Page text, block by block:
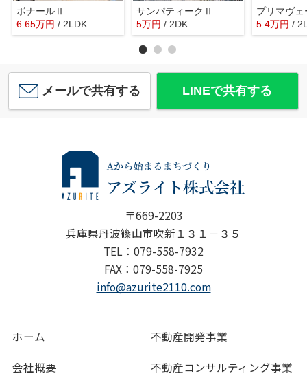
ボナールⅡ
6.65万円 / 2LDK
サンパティークⅡ
5万円 / 2DK
プリマヴ
5.4万円 /
メールで共有する LINEで共有する
〒669-2203
兵庫県丹波篠山市吹新１３１－３５
TEL：079-558-7932
FAX：079-558-7925
info@azurite2110.com
ホーム
会社概要
不動産開発事業
不動産コンサルティング事業